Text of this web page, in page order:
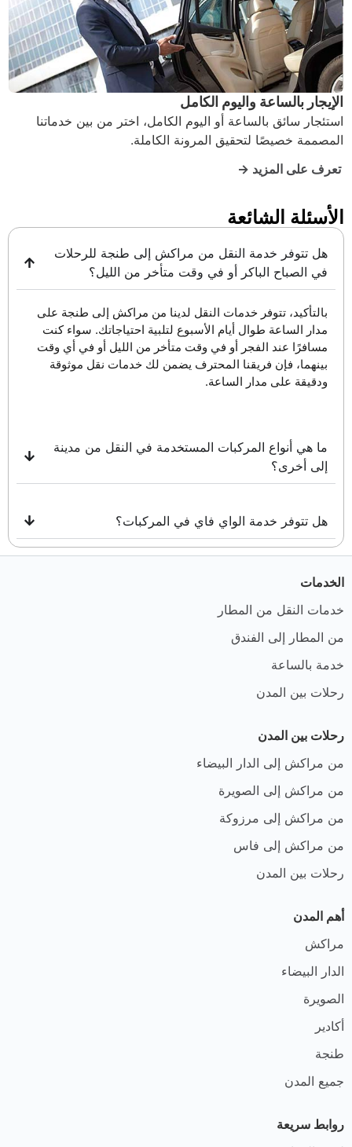
الإيجار بالساعة واليوم الكامل
استئجار سائق بالساعة أو اليوم الكامل، اختر من بين خدماتنا
المصممة خصيصًا لتحقيق المرونة الكاملة.
تعرف على المزيد →
الأسئلة الشائعة
هل تتوفر خدمة النقل من مراكش إلى طنجة للرحلات
في الصباح الباكر أو في وقت متأخر من الليل؟
بالتأكيد، تتوفر خدمات النقل لدينا من مراكش إلى طنجة على
مدار الساعة طوال أيام الأسبوع لتلبية احتياجاتك. سواء كنت
مسافرًا عند الفجر أو في وقت متأخر من الليل أو في أي وقت
بينهما، فإن فريقنا المحترف يضمن لك خدمات نقل موثوقة
ودقيقة على مدار الساعة.
ما هي أنواع المركبات المستخدمة في النقل من مدينة
إلى أخرى؟
هل تتوفر خدمة الواي فاي في المركبات؟
الخدمات
خدمات النقل من المطار
من المطار إلى الفندق
خدمة بالساعة
رحلات بين المدن
رحلات بين المدن
من مراكش إلى الدار البيضاء
من مراكش إلى الصويرة
من مراكش إلى مرزوكة
من مراكش إلى فاس
رحلات بين المدن
أهم المدن
مراكش
الدار البيضاء
الصويرة
أكادير
طنجة
جميع المدن
روابط سريعة